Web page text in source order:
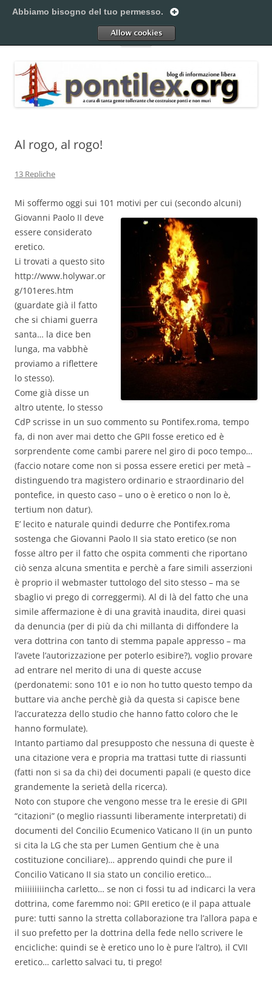
al
Pontilex
Menu
Al rogo, al rogo!
13 Repliche
Mi soffermo oggi sui 101 motivi per cui (secondo alcuni)
Giovanni Paolo II deve
essere considerato
eretico.
Li trovati a questo sito
http://www.holywar.or
g/101eres.htm
(guardate già il fatto
che si chiami guerra
santa… la dice ben
lunga, ma vabbhè
proviamo a riflettere
lo stesso).
Come già disse un
altro utente, lo stesso
CdP scrisse in un suo commento su Pontifex.roma, tempo
fa, di non aver mai detto che GPII fosse eretico ed è
sorprendente come cambi parere nel giro di poco tempo…
(faccio notare come non si possa essere eretici per metà –
distinguendo tra magistero ordinario e straordinario del
pontefice, in questo caso – uno o è eretico o non lo è,
tertium non datur).
E’ lecito e naturale quindi dedurre che Pontifex.roma
sostenga che Giovanni Paolo II sia stato eretico (se non
fosse altro per il fatto che ospita commenti che riportano
ciò senza alcuna smentita e perchè a fare simili asserzioni
è proprio il webmaster tuttologo del sito stesso – ma se
sbaglio vi prego di correggermi). Al di là del fatto che una
simile affermazione è di una gravità inaudita, direi quasi
da denuncia (per di più da chi millanta di diffondere la
vera dottrina con tanto di stemma papale appresso – ma
l’avete l’autorizzazione per poterlo esibire?), voglio provare
ad entrare nel merito di una di queste accuse
(perdonatemi: sono 101 e io non ho tutto questo tempo da
buttare via anche perchè già da questa si capisce bene
l’accuratezza dello studio che hanno fatto coloro che le
hanno formulate).
Intanto partiamo dal presupposto che nessuna di queste è
una citazione vera e propria ma trattasi tutte di riassunti
(fatti non si sa da chi) dei documenti papali (e questo dice
grandemente la serietà della ricerca).
Noto con stupore che vengono messe tra le eresie di GPII
“citazioni” (o meglio riassunti liberamente interpretati) di
documenti del Concilio Ecumenico Vaticano II (in un punto
si cita la LG che sta per Lumen Gentium che è una
costituzione conciliare)… apprendo quindi che pure il
Concilio Vaticano II sia stato un concilio eretico…
miiiiiiiiincha carletto… se non ci fossi tu ad indicarci la vera
dottrina, come faremmo noi: GPII eretico (e il papa attuale
pure: tutti sanno la stretta collaborazione tra l’allora papa e
il suo prefetto per la dottrina della fede nello scrivere le
encicliche: quindi se è eretico uno lo è pure l’altro), il CVII
eretico… carletto salvaci tu, ti prego!
Abbiamo bisogno del tuo permesso.